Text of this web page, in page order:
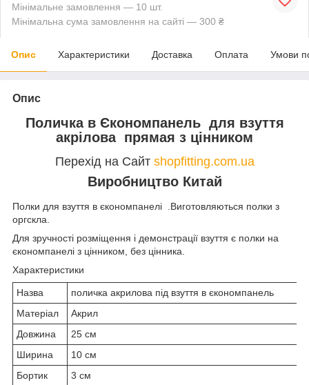
Мінімальне замовлення — 10 шт.
Мінімальна сума замовлення на сайті — 300 ₴
Опис Характеристики Доставка Оплата Умови
Опис
Поличка в Єкономпанель для взуття
акрілова прямая з цінником
Перехід на Сайт shopfitting.com.ua
Виробництво Китай
Полки для взуття в єкономпанелі .Виготовляються полки з
оргскла.
Для зручності розміщення і демонстрації взуття є полки на
єкономпанелі з цінником, без цінника.
Характеристики
Назва
поличка акрилова під взуття в єкономпанель
Матеріал
Акрил
Довжина
25 см
Ширина
10 см
Бортик
3 см